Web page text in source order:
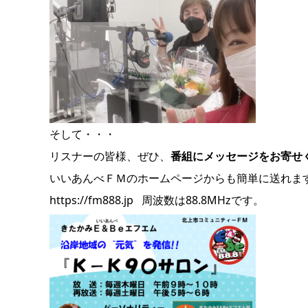
そして・・・
リスナーの皆様、ぜひ、 番組にメッセージをお寄せ
いいあんべＦＭのホームページからも簡単に送れま
https://fm888.jp 周波数は88.8MHzです。